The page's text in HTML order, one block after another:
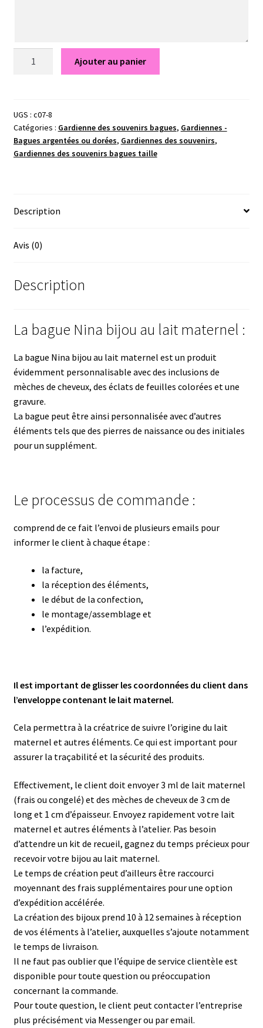
Gardiennes
des
souvenirs
Ajouter au panier
UGS : c07-8
Catégories : Gardienne des souvenirs bagues, Gardiennes -
Bagues argentées ou dorées, Gardiennes des souvenirs,
Gardiennes des souvenirs bagues taille
Description
Avis (0)
Description
La bague Nina bijou au lait maternel :
La bague Nina bijou au lait maternel est un produit
évidemment personnalisable avec des inclusions de
mèches de cheveux, des éclats de feuilles colorées et une
gravure.
La bague peut être ainsi personnalisée avec d’autres
éléments tels que des pierres de naissance ou des initiales
pour un supplément.
Le processus de commande :
comprend de ce fait l’envoi de plusieurs emails pour
informer le client à chaque étape :
la facture,
la réception des éléments,
le début de la confection,
le montage/assemblage et
l’expédition.
Il est important de glisser les coordonnées du client dans
l’enveloppe contenant le lait maternel.
Cela permettra à la créatrice de suivre l’origine du lait
maternel et autres éléments. Ce qui est important pour
assurer la traçabilité et la sécurité des produits.
Effectivement, le client doit envoyer 3 ml de lait maternel
(frais ou congelé) et des mèches de cheveux de 3 cm de
long et 1 cm d’épaisseur. Envoyez rapidement votre lait
maternel et autres éléments à l’atelier. Pas besoin
d’attendre un kit de recueil, gagnez du temps précieux pour
recevoir votre bijou au lait maternel.
Le temps de création peut d’ailleurs être raccourci
moyennant des frais supplémentaires pour une option
d’expédition accélérée.
La création des bijoux prend 10 à 12 semaines à réception
de vos éléments à l’atelier, auxquelles s’ajoute notamment
le temps de livraison.
Il ne faut pas oublier que l’équipe de service clientèle est
disponible pour toute question ou préoccupation
concernant la commande.
Pour toute question, le client peut contacter l’entreprise
plus précisément via Messenger ou par email.